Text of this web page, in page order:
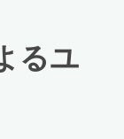
るユ